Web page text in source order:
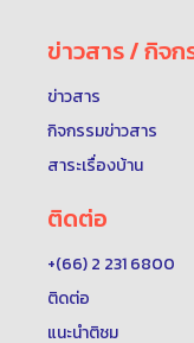
ข่าวสาร / กิจก
ข่าวสาร
กิจกรรมข่าวสาร
สาระเรื่องบ้าน
ติดต่อ
+(66) 2 231 6800
ติดต่อ
แนะนำติชม